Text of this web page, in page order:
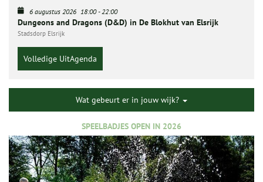
6 augustus 2026 18:00-22:00
Dungeons and Dragons (D&D) in De Blokhut van Elsrijk
Stadsdorp Elsrijk
Volledige UitAgenda
Wat gebeurt er in jouw wijk?
SPEELBADJES OPEN IN 2026